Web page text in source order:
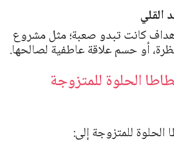
كانت تبدو صعبة؛ مثل مشروع
أو حسم علاقة عاطفية لصالحها.
الحلوة للمتزوجة
للمتزوجة إلى: